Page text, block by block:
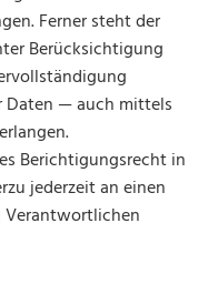
Ferner steht der
Berücksichtigung
Daten — auch mittels
Berichtigungsrecht in
jederzeit an einen
Verantwortlichen